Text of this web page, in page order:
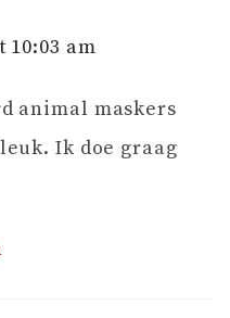
10:03 am
animal maskers
Ik doe graag